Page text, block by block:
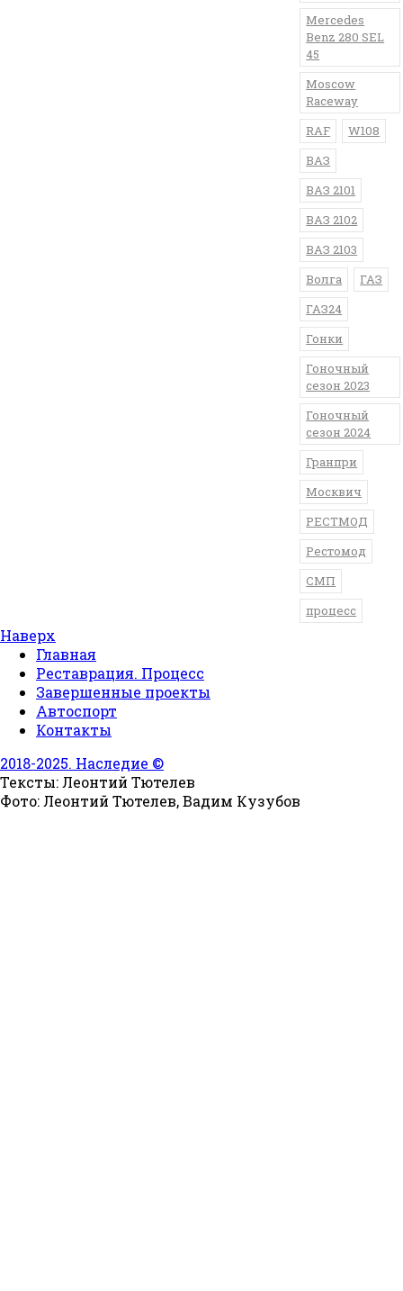
Mercedes
Benz 280 SEL
45
Moscow
Raceway
RAF
W108
ВАЗ
ВАЗ 2101
ВАЗ 2102
ВАЗ 2103
Волга
ГАЗ
ГАЗ24
Гонки
Гоночный
сезон 2023
Гоночный
сезон 2024
Гранпри
Москвич
РЕСТМОД
Рестомод
СМП
процесс
Наверх
Главная
Реставрация. Процесс
Завершенные проекты
Автоспорт
Контакты
2018-2025. Наследие ©
Тексты: Леонтий Тютелев
Фото: Леонтий Тютелев, Вадим Кузубов